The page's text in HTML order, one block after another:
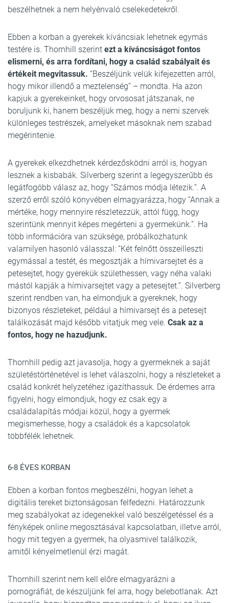
beszélhetnek a nem helyénvaló cselekedetekről.
Ebben a korban a gyerekek kíváncsiak lehetnek egymás
testére is. Thornhill szerint ezt a kíváncsiságot fontos
elismerni, és arra fordítani, hogy a család szabályait és
értékeit megvitassuk. “Beszéljünk velük kifejezetten arról,
hogy mikor illendő a meztelenség” – mondta. Ha azon
kapjuk a gyerekeinket, hogy orvososat játszanak, ne
boruljunk ki, hanem beszéljük meg, hogy a nemi szervek
különleges testrészek, amelyeket másoknak nem szabad
megérintenie.
A gyerekek elkezdhetnek kérdezősködni arról is, hogyan
lesznek a kisbabák. Silverberg szerint a legegyszerűbb és
legátfogóbb válasz az, hogy “Számos módja létezik.”. A
szerző erről szóló könyvében elmagyarázza, hogy “Annak a
mértéke, hogy mennyire részletezzük, attól függ, hogy
szerintünk mennyit képes megérteni a gyermekünk.”. Ha
több információra van szüksége, próbálkozhatunk
valamilyen hasonló válasszal: “Két felnőtt összeilleszti
egymással a testét, és megosztják a hímivarsejtet és a
petesejtet, hogy gyerekük születhessen, vagy néha valaki
mástól kapják a hímivarsejtet vagy a petesejtet.”. Silverberg
szerint rendben van, ha elmondjuk a gyereknek, hogy
bizonyos részleteket, például a hímivarsejt és a petesejt
találkozását majd később vitatjuk meg vele. Csak az a
fontos, hogy ne hazudjunk.
Thornhill pedig azt javasolja, hogy a gyermeknek a saját
születéstörténetével is lehet válaszolni, hogy a részleteket a
család konkrét helyzetéhez igazíthassuk. De érdemes arra
figyelni, hogy elmondjuk, hogy ez csak egy a
családalapítás módjai közül, hogy a gyermek
megismerhesse, hogy a családok és a kapcsolatok
többfélék lehetnek.
6-8 ÉVES KORBAN
Ebben a korban fontos megbeszélni, hogyan lehet a
digitális tereket biztonságosan felfedezni. Határozzunk
meg szabályokat az idegenekkel való beszélgetéssel és a
fényképek online megosztásával kapcsolatban, illetve arról,
hogy mit tegyen a gyermek, ha olyasmivel találkozik,
amitől kényelmetlenül érzi magát.
Thornhill szerint nem kell előre elmagyarázni a
pornográfiát, de készüljünk fel arra, hogy belebotlanak. Azt